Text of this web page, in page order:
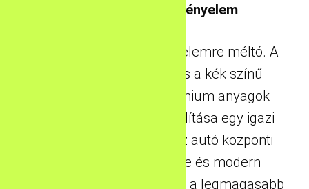
Egyedi Beltér és Kényelem
Az autó belső tere is figyelemre méltó. A
kifinomult műszerek és a kék színű
betétek, valamint a prémium anyagok
kiváló minőségű összeállítása egy igazi
vezetői élményt kínál. Az autó központi
szórakoztató rendszere és modern
technológiai funkciói pedig a legmagasabb